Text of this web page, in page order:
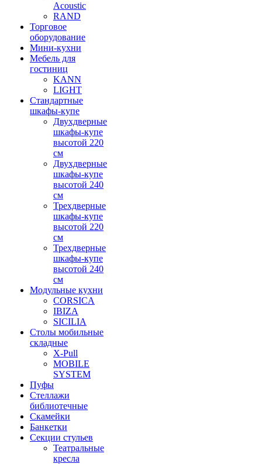
Acoustic
RAND
Торговое
оборудование
Мини-кухни
Мебель для
гостиниц
KANN
LIGHT
Стандартные
шкафы-купе
Двухдверные
шкафы-купе
высотой 220
см
Двухдверные
шкафы-купе
высотой 240
см
Трехдверные
шкафы-купе
высотой 220
см
Трехдверные
шкафы-купе
высотой 240
см
Модульные кухни
CORSICA
IBIZA
SICILIA
Столы мобильные
складные
X-Pull
MOBILE
SYSTEM
Пуфы
Стеллажи
библиотечные
Скамейки
Банкетки
Секции стульев
Театральные
кресла